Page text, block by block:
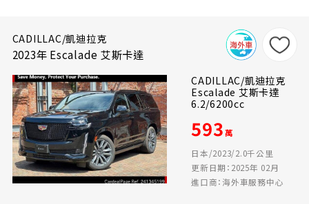
CADILLAC/凱迪拉克
2023年 Escalade 艾斯卡達
CADILLAC/凱迪拉克
Escalade 艾斯卡達
6.2/6200cc
593萬
日本/2023/2.0千公里
更新日期：2025年 02月
進口商：海外車服務中心